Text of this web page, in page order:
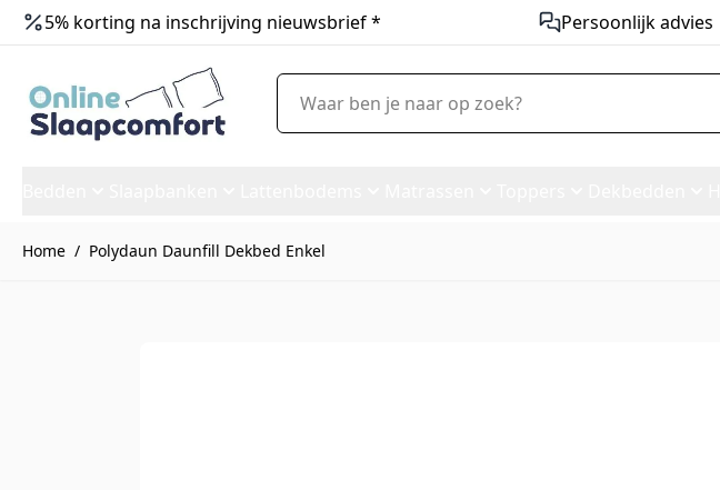
5% korting na inschrijving nieuwsbrief * Persoonlijk advies
Waar ben je naar op zoek?
Home / Polydaun Daunfill Dekbed Enkel